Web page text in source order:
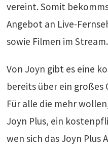
vereint. Somit
Angebot an Live-
sowie Filmen im Stream.
Von Joyn gibt es eine
bereits über ein
Für alle die mehr
Joyn Plus, ein
wen sich das Joyn Plus